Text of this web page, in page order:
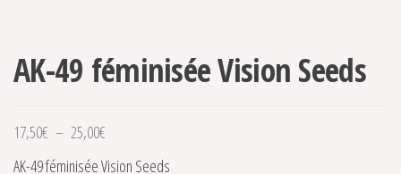
AK-49 féminisée Vision Seeds
17,50€ – 25,00€
AK-49 féminisée Vision Seeds